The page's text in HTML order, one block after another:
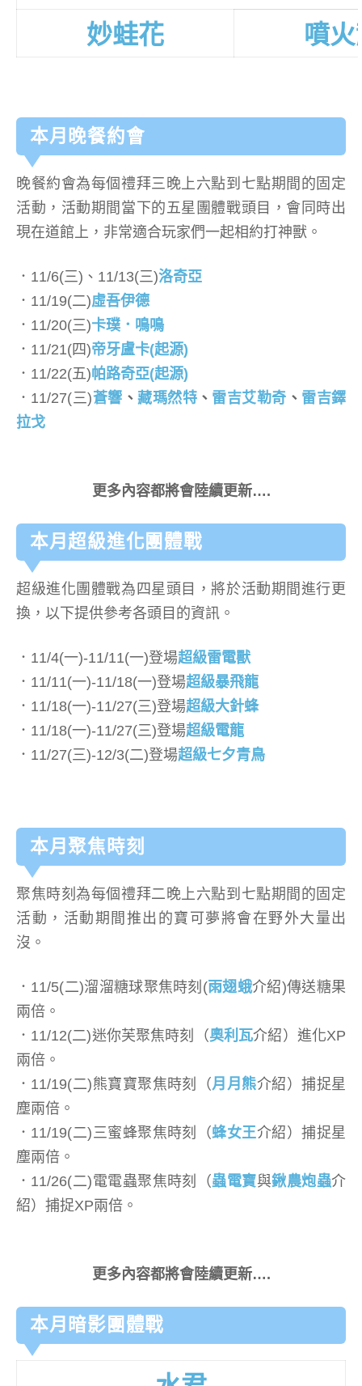
妙蛙花
噴火
本月晚餐約會
晚餐約會為每個禮拜三晚上六點到七點期間的固定
活動，活動期間當下的五星團體戰頭目，會同時出
現在道館上，非常適合玩家們一起相約打神獸。
．11/6(三)、11/13(三)洛奇亞
．11/19(二)虛吾伊德
．11/20(三)卡璞．鳴鳴
．11/21(四)帝牙盧卡(起源)
．11/22(五)帕路奇亞(起源)
．11/27(三)蒼響 、藏瑪然特、 雷吉艾勒奇 、 雷吉鐸
拉戈
更多內容都將會陸續更新….
本月超級進化團體戰
超級進化團體戰為四星頭目，將於活動期間進行更
換，以下提供參考各頭目的資訊。
．11/4(一)-11/11(一)登場超級雷電獸
．11/11(一)-11/18(一)登場超級暴飛龍
．11/18(一)-11/27(三)登場超級大針蜂
．11/18(一)-11/27(三)登場超級電龍
．11/27(三)-12/3(二)登場超級七夕青鳥
本月聚焦時刻
聚焦時刻為每個禮拜二晚上六點到七點期間的固定
活動，活動期間推出的寶可夢將會在野外大量出
沒。
．11/5(二)溜溜糖球聚焦時刻(雨翅蛾介紹)傳送糖果
兩倍。
．11/12(二)迷你芙聚焦時刻（奧利瓦介紹）進化XP
兩倍。
．11/19(二)熊寶寶聚焦時刻（月月熊介紹）捕捉星
塵兩倍。
．11/19(二)三蜜蜂聚焦時刻（蜂女王介紹）捕捉星
塵兩倍。
．11/26(二)電電蟲聚焦時刻（蟲電寶與鍬農炮蟲介
紹）捕捉XP兩倍。
更多內容都將會陸續更新….
本月暗影團體戰